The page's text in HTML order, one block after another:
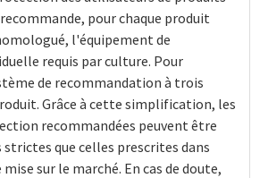
pour chaque produit
l'équipement de
requis par culture. Pour
de recommandation à trois
Grâce à cette simplification, les
recommandées peuvent être
que celles prescrites dans
sur le marché. En cas de doute,